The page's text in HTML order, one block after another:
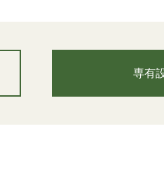
専有